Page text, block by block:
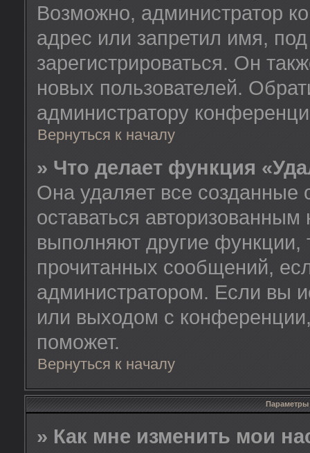
Возможно, администратор
адрес или запретил имя,
зарегистрироваться. Он
новых пользователей.
администратору
Вернуться к началу
» Что делает функция
Она удаляет все созданные
оставаться
выполняют другие функции,
прочитанных сообщений,
администратором. Если вы
или выходом с
поможет.
Вернуться к началу
Параметры
» Как мне изменить мои